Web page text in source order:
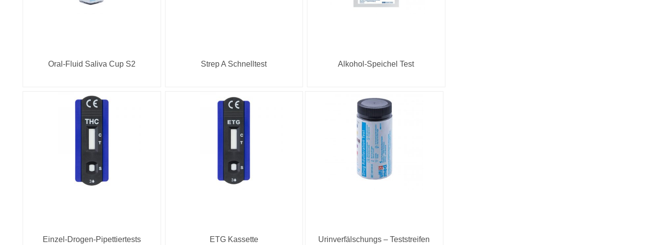
Oral-Fluid Saliva Cup S2 Strep A Schnelltest Alkohol-Speichel Test
Einzel-Drogen-Pipettiertests ETG Kassette Urinverfälschungs – Teststreifen